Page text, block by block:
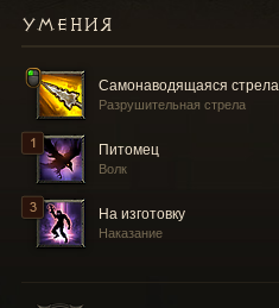
УМЕНИЯ
Самонаводящаяся стрела
Разрушительная стрела
Питомец
Волк
На изготовку
Наказание